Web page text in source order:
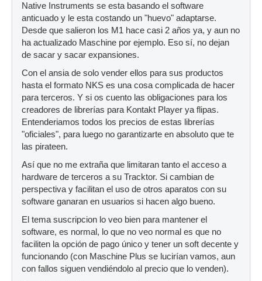
Native Instruments se esta basando el software
anticuado y le esta costando un "huevo" adaptarse.
Desde que salieron los M1 hace casi 2 años ya, y aun no
ha actualizado Maschine por ejemplo. Eso sí, no dejan
de sacar y sacar expansiones.
Con el ansia de solo vender ellos para sus productos
hasta el formato NKS es una cosa complicada de hacer
para terceros. Y si os cuento las obligaciones para los
creadores de librerías para Kontakt Player ya flipas.
Entenderiamos todos los precios de estas librerías
"oficiales", para luego no garantizarte en absoluto que te
las pirateen.
Así que no me extraña que limitaran tanto el acceso a
hardware de terceros a su Tracktor. Si cambian de
perspectiva y facilitan el uso de otros aparatos con su
software ganaran en usuarios si hacen algo bueno.
El tema suscripcion lo veo bien para mantener el
software, es normal, lo que no veo normal es que no
faciliten la opción de pago único y tener un soft decente y
funcionando (con Maschine Plus se lucirían vamos, aun
con fallos siguen vendiéndolo al precio que lo venden).